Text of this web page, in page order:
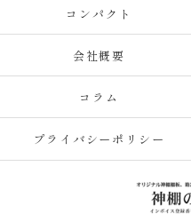
コンパクト
会社概要
コラム
プライバシーポリシー